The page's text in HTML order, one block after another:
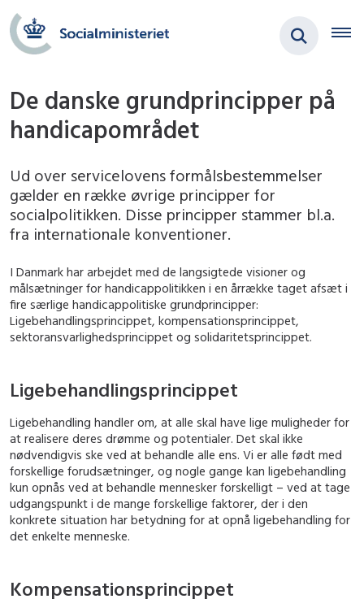
De danske grundprincipper på
handicapområdet
Ud over servicelovens formålsbestemmelser
gælder en række øvrige principper for
socialpolitikken. Disse principper stammer bl.a.
fra internationale konventioner.
I Danmark har arbejdet med de langsigtede visioner og
målsætninger for handicappolitikken i en årrække taget afsæt i
fire særlige handicappolitiske grundprincipper:
Ligebehandlingsprincippet, kompensationsprincippet,
sektoransvarlighedsprincippet og solidaritetsprincippet.
Ligebehandlingsprincippet
Ligebehandling handler om, at alle skal have lige muligheder for
at realisere deres drømme og potentialer. Det skal ikke
nødvendigvis ske ved at behandle alle ens. Vi er alle født med
forskellige forudsætninger, og nogle gange kan ligebehandling
kun opnås ved at behandle mennesker forskelligt – ved at tage
udgangspunkt i de mange forskellige faktorer, der i den
konkrete situation har betydning for at opnå ligebehandling for
det enkelte menneske.
Kompensationsprincippet